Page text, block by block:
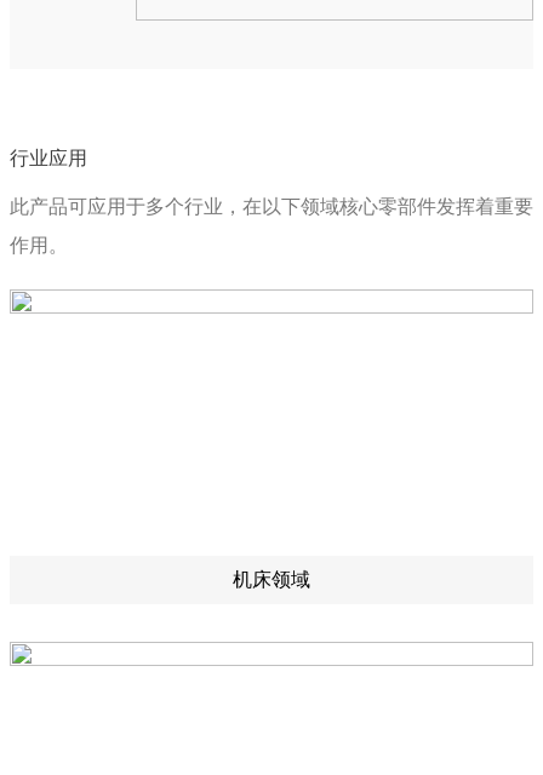
行业应用
此产品可应用于多个行业，在以下领域核心零部件发挥着重要
作用。
机床领域